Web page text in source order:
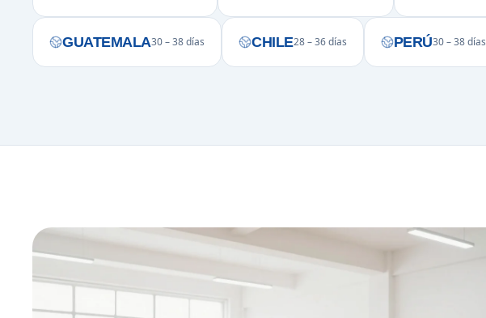
GUATEMALA30 – 38 días CHILE28 – 36 días PERÚ30 – 38 días